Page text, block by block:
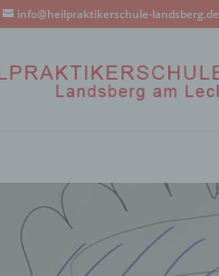
info@heilpraktikerschule-landsberg.de